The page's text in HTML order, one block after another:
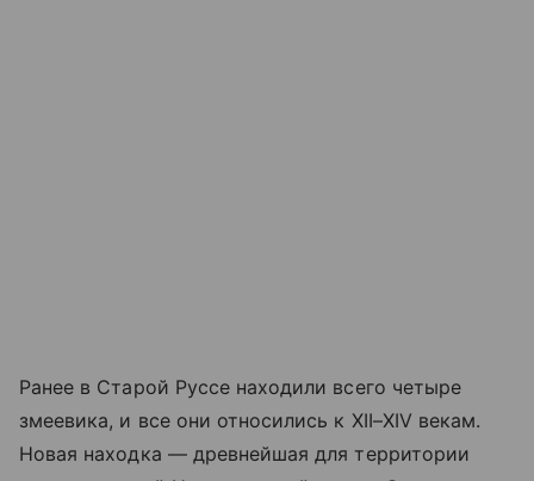
Ранее в Старой Руссе находили всего четыре
змеевика, и все они относились к XII–XIV векам.
Новая находка — древнейшая для территории